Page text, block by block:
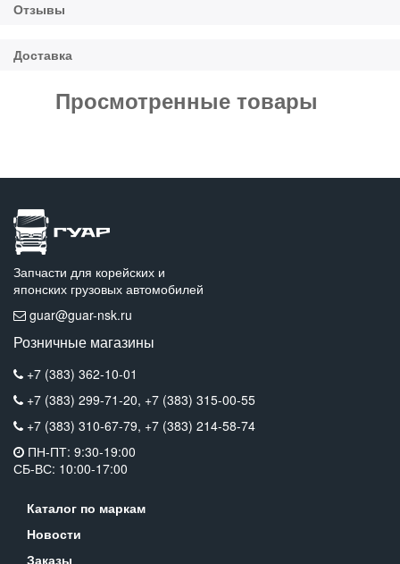
Просмотренные товары
Запчасти для корейских и
японских грузовых автомобилей
guar@guar-nsk.ru
Розничные магазины
+7 (383) 362-10-01
+7 (383) 299-71-20, +7 (383) 315-00-55
+7 (383) 310-67-79, +7 (383) 214-58-74
ПН-ПТ: 9:30-19:00
СБ-ВС: 10:00-17:00
Каталог по маркам
Новости
Заказы